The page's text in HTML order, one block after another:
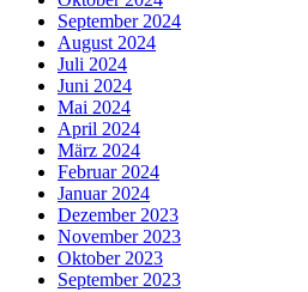
September 2024
August 2024
Juli 2024
Juni 2024
Mai 2024
April 2024
März 2024
Februar 2024
Januar 2024
Dezember 2023
November 2023
Oktober 2023
September 2023